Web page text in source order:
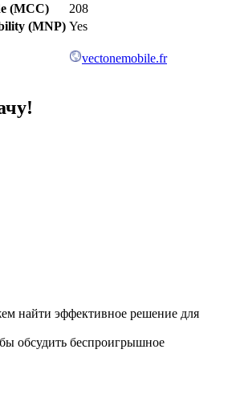
(MCC)
208
(MNP) Yes
vectonemobile.fr
найти эффективное решение для
обсудить беспроигрышное